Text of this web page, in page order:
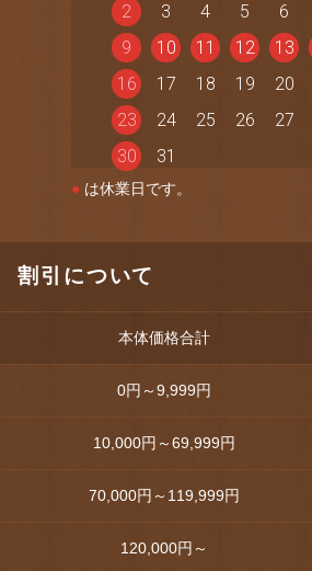
2
3 4 5 6
9
10 11 12 13
16
17 18 19 20
23
24 25 26 27
30
31
● は休業日です。
割引について
本体価格合計
0円～9,999円
10,000円～69,999円
70,000円～119,999円
120,000円～